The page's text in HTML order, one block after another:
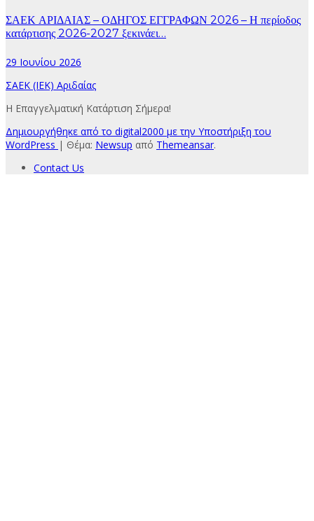
ΣΑΕΚ ΑΡΙΔΑΙΑΣ – ΟΔΗΓΟΣ ΕΓΓΡΑΦΩΝ 2026 – Η περίοδος
κατάρτισης 2026-2027 ξεκινάει…
29 Ιουνίου 2026
ΣΑΕΚ (ΙΕΚ) Αριδαίας
Η Επαγγελματική Κατάρτιση Σήμερα!
Δημιουργήθηκε από το digital2000 με την Υποστήριξη του
WordPress | Θέμα: Newsup από Themeansar.
Contact Us